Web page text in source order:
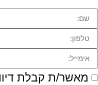
מאשר/ת קבלת